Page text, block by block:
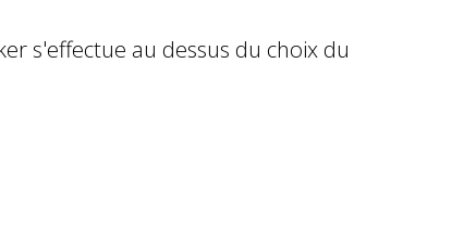
s'effectue au dessus du choix du